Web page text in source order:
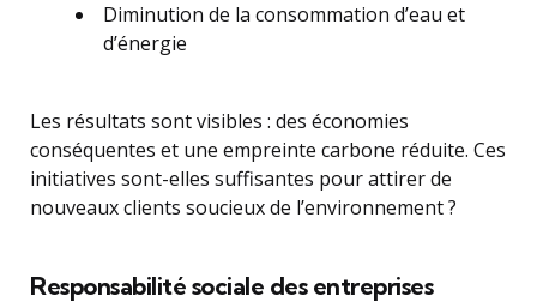
Diminution de la consommation d’eau et
d’énergie
Les résultats sont visibles : des économies
conséquentes et une empreinte carbone réduite. Ces
initiatives sont-elles suffisantes pour attirer de
nouveaux clients soucieux de l’environnement ?
Responsabilité sociale des entreprises